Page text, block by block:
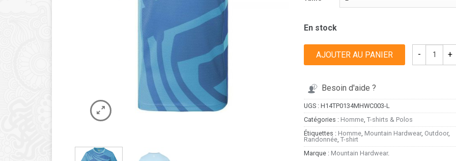
En stock
AJOUTER AU PANIER
Besoin d'aide ?
UGS : H14TP0134MHWC003-L
Catégories : Homme T-shirts & Polos
Étiquettes : Homme Mountain Hardwear, Outdoor,
Randonnée T-shirt
Marque : Mountain Hardwear.